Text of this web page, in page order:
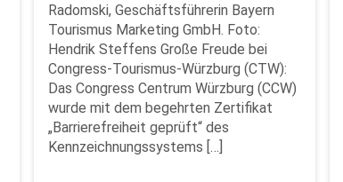
Radomski, Geschäftsführerin Bayern
Tourismus Marketing GmbH. Foto:
Hendrik Steffens Große Freude bei
Congress-Tourismus-Würzburg (CTW):
Das Congress Centrum Würzburg (CCW)
wurde mit dem begehrten Zertifikat
„Barrierefreiheit geprüft“ des
Kennzeichnungssystems […]